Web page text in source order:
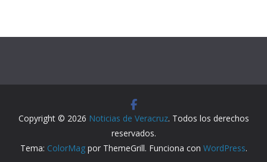
Copyright © 2026 Noticias de Veracruz. Todos los derechos
reservados.
Tema: ColorMagpor ThemeGrill. Funciona con WordPress.